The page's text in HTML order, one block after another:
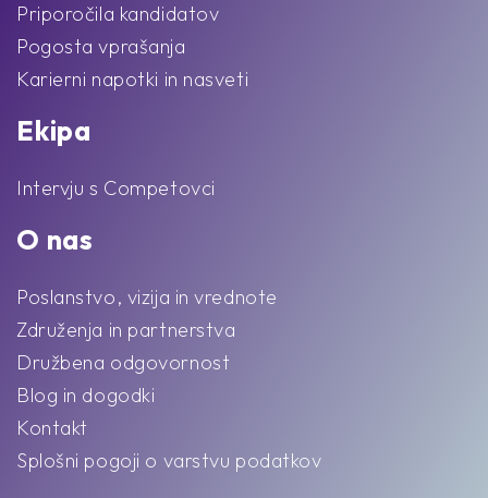
Priporočila kandidatov
Pogosta vprašanja
Karierni napotki in nasveti
Ekipa
Intervju s Competovci
O nas
Poslanstvo, vizija in vrednote
Združenja in partnerstva
Družbena odgovornost
Blog in dogodki
Kontakt
Splošni pogoji o varstvu podatkov